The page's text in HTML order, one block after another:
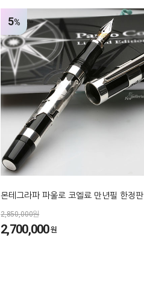
5%
몬테그라파 파울로 코엘료 만년필 한정판
2,850,000원
2,700,000원